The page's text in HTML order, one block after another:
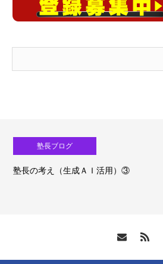
塾長ブログ
塾長の考え（生成ＡＩ活用）③